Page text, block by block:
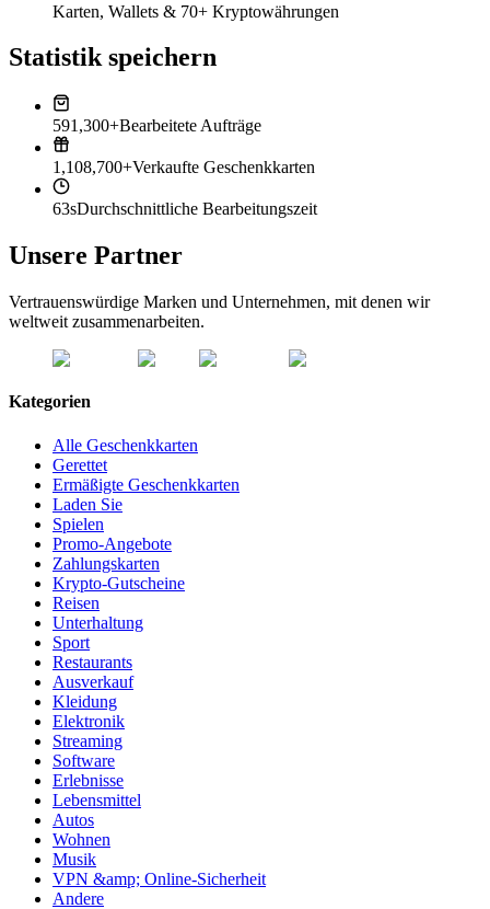
Karten, Wallets & 70+ Kryptowährungen
Statistik speichern
591,300+Bearbeitete Aufträge
1,108,700+Verkaufte Geschenkkarten
63sDurchschnittliche Bearbeitungszeit
Unsere Partner
Vertrauenswürdige Marken und Unternehmen, mit denen wir
weltweit zusammenarbeiten.
Kategorien
Alle Geschenkkarten
Gerettet
Ermäßigte Geschenkkarten
Laden Sie
Spielen
Promo-Angebote
Zahlungskarten
Krypto-Gutscheine
Reisen
Unterhaltung
Sport
Restaurants
Ausverkauf
Kleidung
Elektronik
Streaming
Software
Erlebnisse
Lebensmittel
Autos
Wohnen
Musik
VPN &amp; Online-Sicherheit
Andere